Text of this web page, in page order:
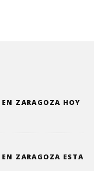
EN ZARAGOZA HOY
EN ZARAGOZA ESTA